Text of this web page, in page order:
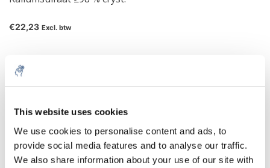
This website uses cookies
We use cookies to personalise content and ads, to
provide social media features and to analyse our traffic.
We also share information about your use of our site with
€22,23 Excl. btw
sulfaat van kalium, arcaniet genoemd, of archaïsch bekend als
kalium van zwavel) is de anorganische verbinding met formule
K2SO4. Het is een witte, in water oplosbare vaste stof. Het
wordt vaak gebruikt in meststoffen en levert zowel kalium als
een bron vanzwavel.